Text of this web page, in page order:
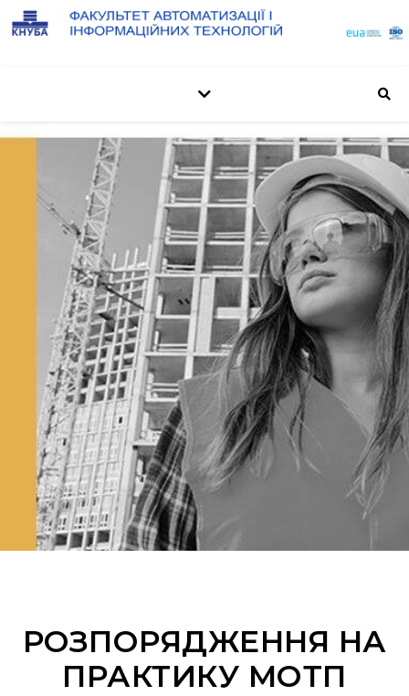
РОЗПОРЯДЖЕННЯ НА
ПРАКТИКУ МОТП